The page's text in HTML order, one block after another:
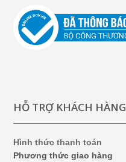
HỖ TRỢ KHÁCH HÀNG
Hình thức thanh toán
Phương thức giao hàng